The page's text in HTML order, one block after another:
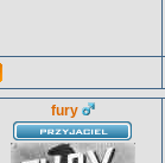
fury